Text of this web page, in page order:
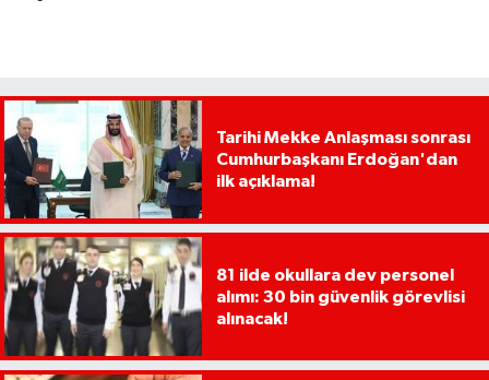
Tarihi Mekke Anlaşması sonrası
Cumhurbaşkanı Erdoğan'dan
ilk açıklama!
81 ilde okullara dev personel
alımı: 30 bin güvenlik görevlisi
alınacak!